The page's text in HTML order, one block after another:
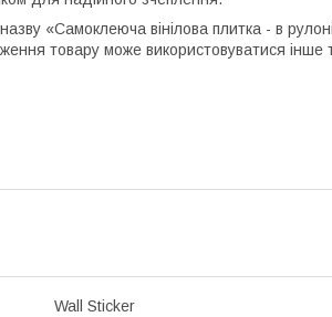
«Самоклеюча вінілова плитка - в
товару може використовуватися інше
Wall Sticker